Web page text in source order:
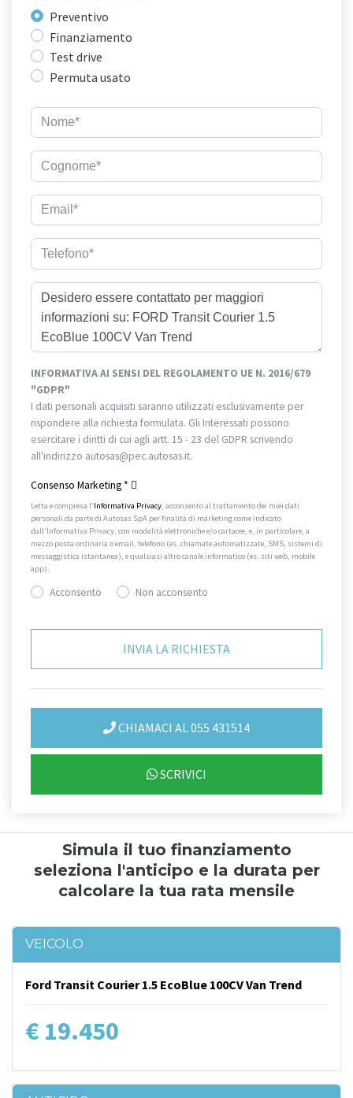
Preventivo
Finanziamento
Test drive
Permuta usato
INFORMATIVA AI SENSI DEL REGOLAMENTO UE N. 2016/679
"GDPR"
I dati personali acquisiti saranno utilizzati esclusivamente per
rispondere alla richiesta formulata. Gli Interessati possono
esercitare i diritti di cui agli artt. 15 - 23 del GDPR scrivendo
all'indirizzo autosas@pec.autosas.it.
Consenso Marketing *
Letta e compresa l’Informativa Privacy, acconsento al trattamento dei miei dati
personali da parte di Autosas SpA per finalità di marketing come indicato
dall’Informativa Privacy, con modalità elettroniche e/o cartacee, e, in particolare, a
mezzo posta ordinaria o email, telefono (es. chiamate automatizzate, SMS, sistemi di
messaggistica istantanea), e qualsiasi altro canale informatico (es. siti web, mobile
app).
Acconsento Non acconsento
CHIAMACI AL 055 431514
SCRIVICI
Simula il tuo finanziamento
seleziona l'anticipo e la durata per
calcolare la tua rata mensile
VEICOLO
Ford Transit Courier 1.5 EcoBlue 100CV Van Trend
€ 19.450